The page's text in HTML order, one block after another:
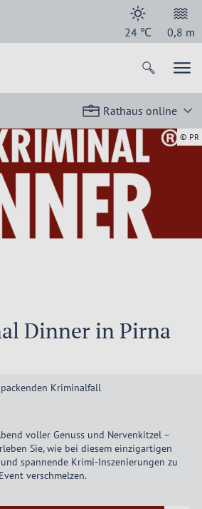
24 ℃ 0,8 m
Rathaus online
© PR
Dinner in Pirna
Kriminalfall
voller Genuss und Nervenkitzel –
Sie, wie bei diesem einzigartigen
spannende Krimi-Inszenierungen zu
verschmelzen.